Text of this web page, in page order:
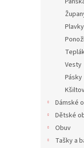
Plavky
Vesty
Pásky
Dámské
Dětské
Obuv
Tašky a